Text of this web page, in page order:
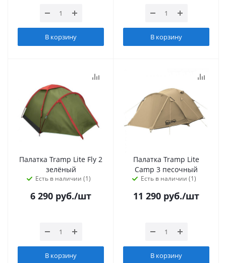
В корзину В корзину
Палатка Tramp Lite Fly 2
зелёный
Есть в наличии (1)
6 290 руб./шт
В корзину
Палатка Tramp Lite
Camp 3 песочный
Есть в наличии (1)
11 290 руб./шт
В корзину